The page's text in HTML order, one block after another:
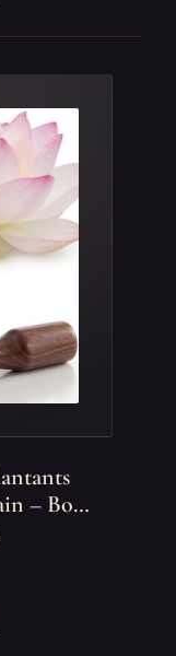
– Bo…